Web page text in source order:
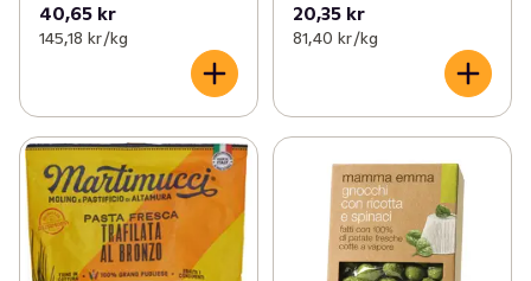
40,65 kr
145,18 kr /kg
20,35 kr
81,40 kr /kg